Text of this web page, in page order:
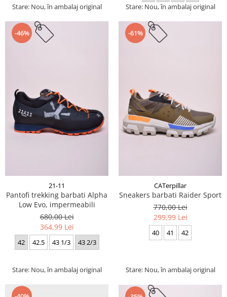
Stare: Nou, în ambalaj original
Stare: Nou, în ambalaj original
-46%
21-11
Pantofi trekking barbati Alpha
Low Evo, impermeabili
680,00 Lei
364,99 Lei
42 42.5 43 1/3 43 2/3
Stare: Nou, în ambalaj original
-61%
CATerpillar
Sneakers barbati Raider Sport
770,00 Lei
299,99 Lei
40 41 42
Stare: Nou, în ambalaj original